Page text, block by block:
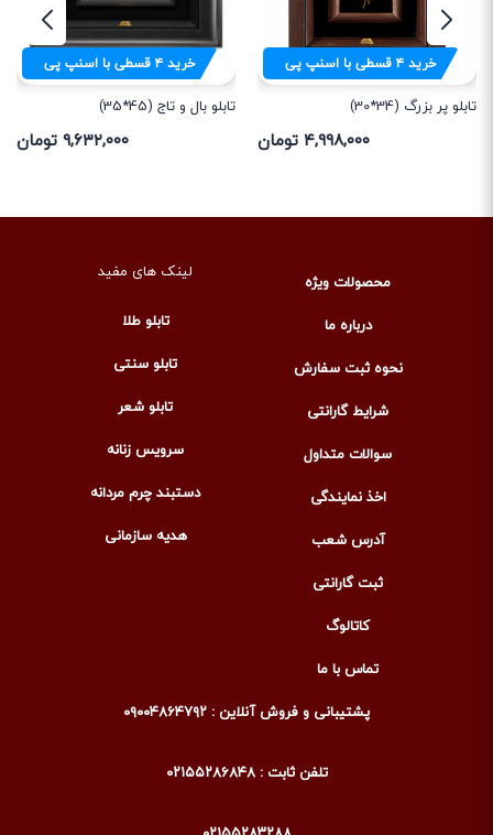
خرید۴قسطی با اسنپ پی
تابلو پر بزرگ (34*30)
۴,۹۹۸,۰۰۰ تومان
خرید۴قسطی با اسنپ پی
تابلو بال و تاج (45*35)
۹,۶۳۲,۰۰۰ تومان
محصولات ویژه
درباره ما
نحوه ثبت سفارش
شرایط گارانتی
سوالات متداول
اخذ نمایندگی
آدرس شعب
ثبت گارانتی
کاتالوگ
تماس با ما
لینک های مفید
تابلو طلا
تابلو سنتی
تابلو شعر
سرویس زنانه
دستبند چرم مردانه
هدیه سازمانی
پشتیبانی و فروش آنلاین : ۰۹۰۰۴۸۶۴۷۹۲
تلفن ثابت : ۰۲۱۵۵۲۸۶۸۴۸